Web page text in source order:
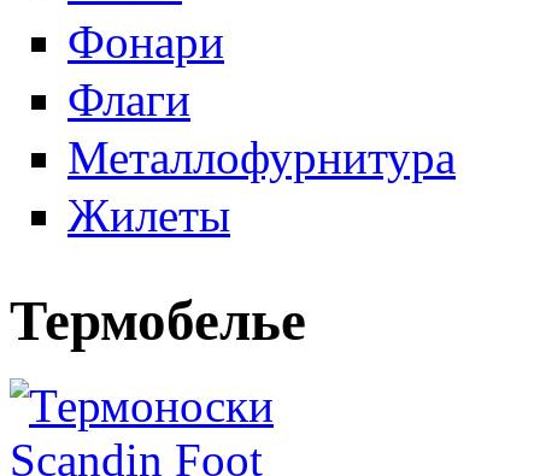
Фонари
Флаги
Металлофурнитура
Жилеты
Термобелье